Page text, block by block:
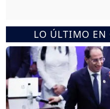
LO ÚLTIMO EN